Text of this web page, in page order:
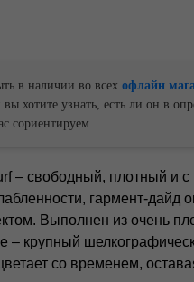
в наличии во всех офлайн
хотите узнать, есть ли он в
сориентируем.
– свободный, плотный и с
гармент-дайд
Выполнен из очень
крупный
со временем,